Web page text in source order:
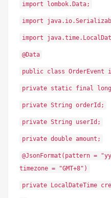
import lombok.Data;
import
import
@Data
public class OrderEvent
private static final long
private String orderId;
private String userId;
private double amount;
@JsonFormat(pattern =
timezone = "GMT+8")
private LocalDateTime